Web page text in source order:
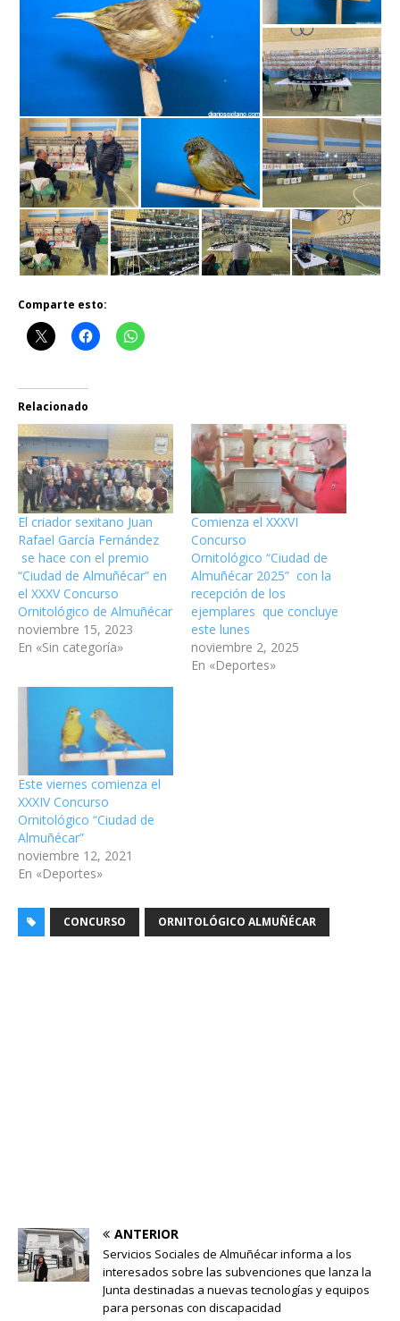
Comparte esto:
Relacionado
El criador sexitano Juan
Rafael García Fernández
se hace con el premio
“Ciudad de Almuñécar” en
el XXXV Concurso
Ornitológico de Almuñécar
noviembre 15, 2023
En «Sin categoría»
Comienza el XXXVI
Concurso
Ornitológico “Ciudad de
Almuñécar 2025” con la
recepción de los
ejemplares que concluye
este lunes
noviembre 2, 2025
En «Deportes»
Este viernes comienza el
XXXIV Concurso
Ornitológico “Ciudad de
Almuñécar”
noviembre 12, 2021
En «Deportes»
CONCURSO ORNITOLÓGICO ALMUÑÉCAR
ANTERIOR
Servicios Sociales de Almuñécar informa a los
interesados sobre las subvenciones que lanza la
Junta destinadas a nuevas tecnologías y equipos
para personas con discapacidad